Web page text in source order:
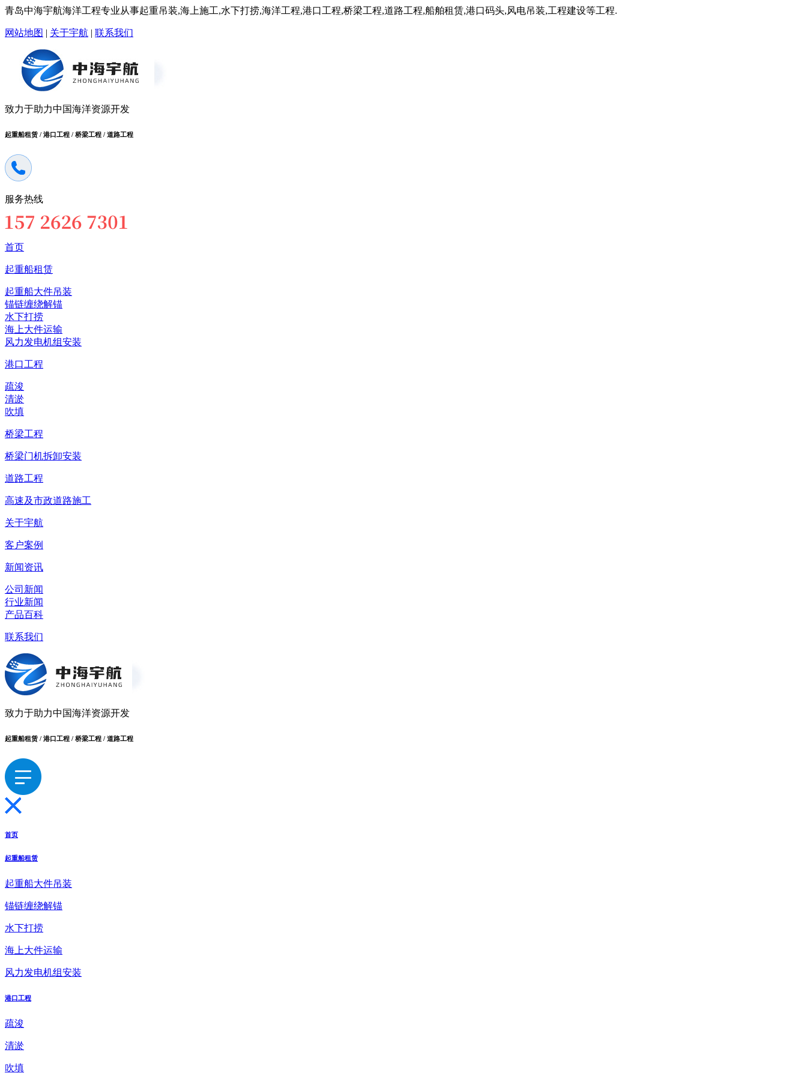
青岛中海宇航海洋工程专业从事起重吊装,海上施工,水下打捞,海洋工程,港口工程,桥梁工程,道路工程,船舶租赁,港口码头,风电吊装,工程建设等工程.
网站地图 | 关于宇航 | 联系我们
致力于助力中国海洋资源开发
起重船租赁 / 港口工程 / 桥梁工程 / 道路工程
服务热线
首页
起重船租赁
起重船大件吊装
锚链缠绕解锚
水下打捞
海上大件运输
风力发电机组安装
港口工程
疏浚
清淤
吹填
桥梁工程
桥梁门机拆卸安装
道路工程
高速及市政道路施工
关于宇航
客户案例
新闻资讯
公司新闻
行业新闻
产品百科
联系我们
致力于助力中国海洋资源开发
起重船租赁 / 港口工程 / 桥梁工程 / 道路工程
首页
起重船租赁
起重船大件吊装
锚链缠绕解锚
水下打捞
海上大件运输
风力发电机组安装
港口工程
疏浚
清淤
吹填